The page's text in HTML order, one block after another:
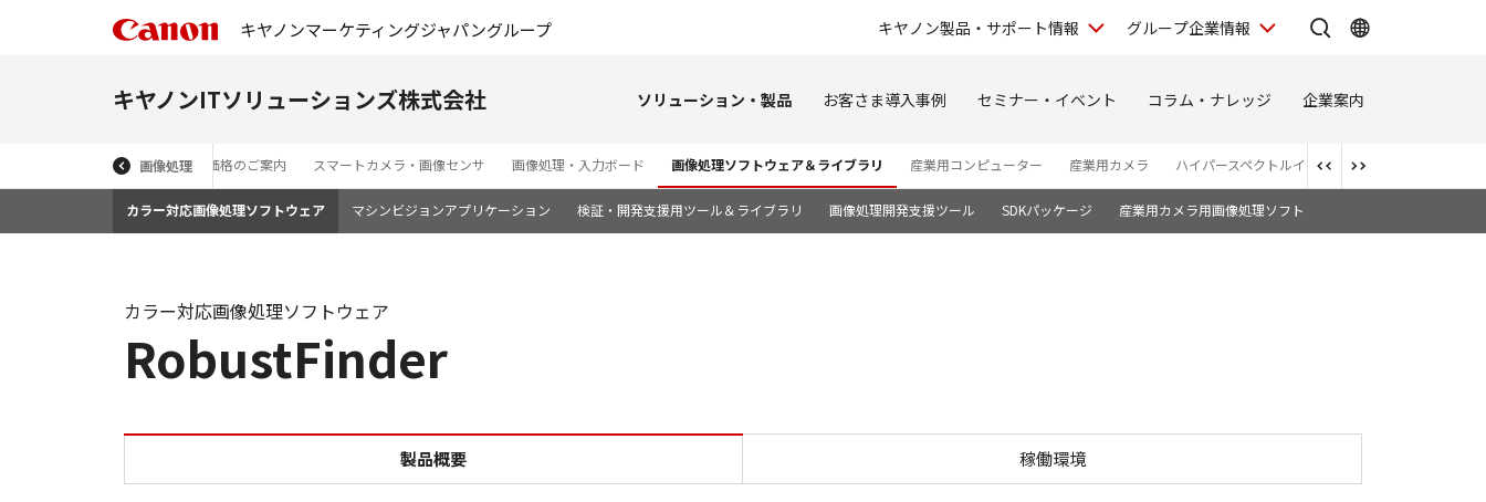
キヤノンマーケティングジャパングループ キヤノン製品・サポート情報 グループ企業情報
キヤノンITソリューションズ株式会社 ソリューション・製品 お客さま導入事例 セミナー・イベント コラム・ナレッジ 企業案内
画像処理
理ライブラリ・開発ツール 特別価格のご案内 スマートカメラ・画像センサ 画像処理・入力ボード 画像処理ソフトウェア＆ライブラリ 産業用コンピューター 産業用カメラ ハイパースペクトルイメージング
カラー対応画像処理ソフトウェア マシンビジョンアプリケーション 検証・開発支援用ツール＆ライブラリ 画像処理開発支援ツール SDKパッケージ 産業用カメラ用画像処理ソフト
RobustFinder
カラー対応画像処理ソフトウェア
製品概要 稼働環境